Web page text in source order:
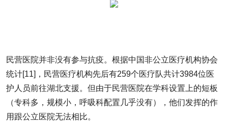
民营医院并非没有参与抗疫。根据中国非公立医疗机构协会
统计[11]，民营医疗机构先后有259个医疗队共计3984位医
护人员前往湖北支援。但由于民营医院在学科设置上的短板
（专科多，规模小，呼吸科配置几乎没有），他们发挥的作
用跟公立医院无法相比。